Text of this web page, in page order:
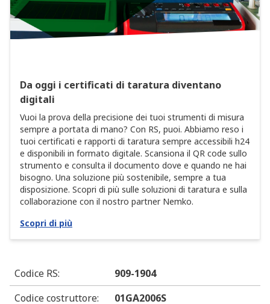
Da oggi i certificati di taratura diventano
digitali
Vuoi la prova della precisione dei tuoi strumenti di misura
sempre a portata di mano? Con RS, puoi. Abbiamo reso i
tuoi certificati e rapporti di taratura sempre accessibili h24
e disponibili in formato digitale. Scansiona il QR code sullo
strumento e consulta il documento dove e quando ne hai
bisogno. Una soluzione più sostenibile, sempre a tua
disposizione. Scopri di più sulle soluzioni di taratura e sulla
collaborazione con il nostro partner Nemko.
Scopri di più
Codice RS:
909-1904
Codice costruttore:
01GA2006S